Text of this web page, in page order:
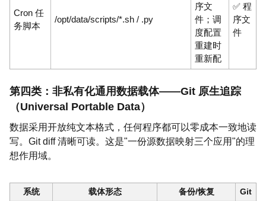
Cron 任
务脚本
/opt/data/scripts/*.sh / .py
序文
件；调
度配置
重建时
重新配
✅ 程
序文
件
第四类：非私有化通用数据载体——Git 原生追踪
（Universal Portable Data）
数据采用开放纯文本格式，任何程序都可以零成本一致地读
写。Git diff 清晰可读。这是"一份源数据映射三个应用"的理
想作用域。
系统 载体形态 备份/恢复 Git